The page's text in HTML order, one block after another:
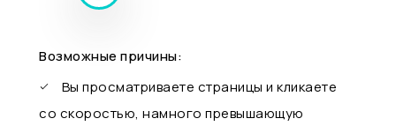
Возможные причины:
Вы просматриваете страницы и кликаете
со скоростью, намного превышающую